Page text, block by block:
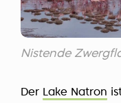
Nistende
Der Lake Natron